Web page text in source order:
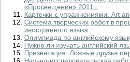
«Просвещение» 2011 г.
Карточки с упражнениями: Art
Система творческих работ в
иностранного языка
Олимпиада по английскому
Нужно ли изучать английский
Презентация: Ложные друзья